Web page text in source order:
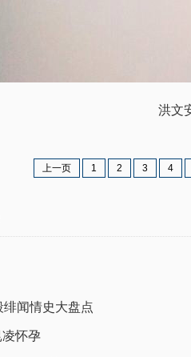
洪文安
上一页 1 2 3 4
闻情史大盘点
怀孕